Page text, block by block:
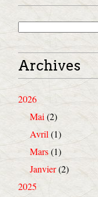
Archives
2026
Mai (2)
Avril (1)
Mars(1)
Janvier(2)
2025